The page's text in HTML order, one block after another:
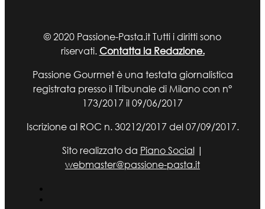
© 2020 Passione-Pasta.it Tutti i diritti sono
riservati. Contatta la Redazione.
Passione Gourmet è una testata giornalistica
registrata presso il Tribunale di Milano con n°
173/2017 il 09/06/2017
Iscrizione al ROC n. 30212/2017 del 07/09/2017.
Sito realizzato da Piano Social|
webmaster@passione-pasta.it